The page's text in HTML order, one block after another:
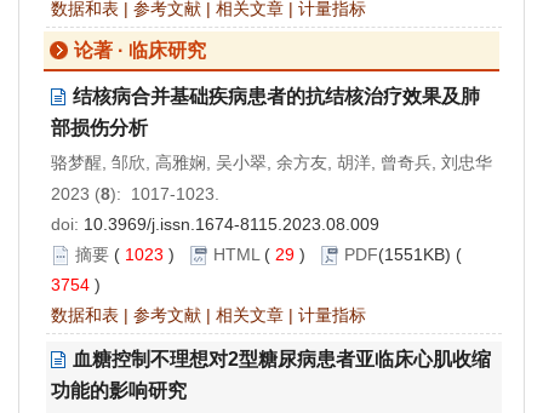
数据和表 | 参考文献 | 相关文章 | 计量指标
论著 · 临床研究
结核病合并基础疾病患者的抗结核治疗效果及肺
部损伤分析
骆梦醒, 邹欣, 高雅娴, 吴小翠, 余方友, 胡洋, 曾奇兵, 刘忠华
2023 (8): 1017-1023.
doi: 10.3969/j.issn.1674-8115.2023.08.009
摘要 ( 1023 ) HTML ( 29 ) PDF(1551KB) (
3754 )
数据和表 | 参考文献 | 相关文章 | 计量指标
血糖控制不理想对2型糖尿病患者亚临床心肌收缩
功能的影响研究